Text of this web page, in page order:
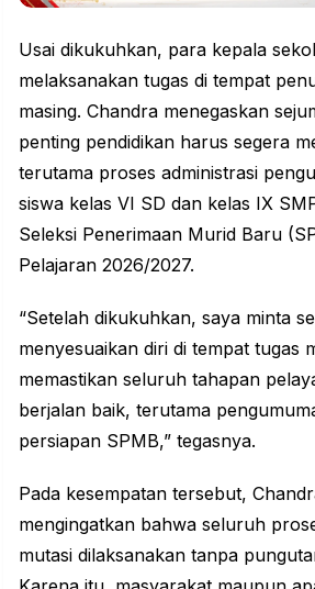
Usai dikukuhkan, para kepala
melaksanakan tugas di tempat
masing. Chandra menegaskan
penting pendidikan harus segera
terutama proses administrasi
siswa kelas VI SD dan kelas IX
Seleksi Penerimaan Murid Baru
Pelajaran 2026/2027.
“Setelah dikukuhkan, saya minta
menyesuaikan diri di tempat tugas
memastikan seluruh tahapan
berjalan baik, terutama
persiapan SPMB,” tegasnya.
Pada kesempatan tersebut,
mengingatkan bahwa seluruh
mutasi dilaksanakan tanpa